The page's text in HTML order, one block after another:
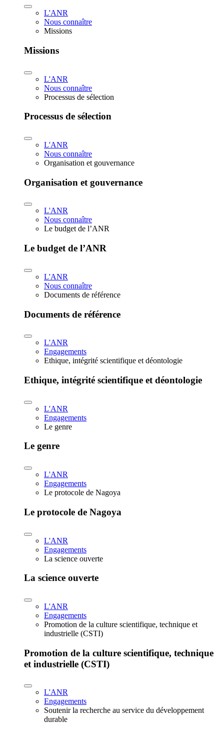
L'ANR
Nous connaître
Missions
Missions
L'ANR
Nous connaître
Processus de sélection
Processus de sélection
L'ANR
Nous connaître
Organisation et gouvernance
Organisation et gouvernance
L'ANR
Nous connaître
Le budget de l’ANR
Le budget de l’ANR
L'ANR
Nous connaître
Documents de référence
Documents de référence
L'ANR
Engagements
Ethique, intégrité scientifique et déontologie
Ethique, intégrité scientifique et déontologie
L'ANR
Engagements
Le genre
Le genre
L'ANR
Engagements
Le protocole de Nagoya
Le protocole de Nagoya
L'ANR
Engagements
La science ouverte
La science ouverte
L'ANR
Engagements
Promotion de la culture scientifique, technique et
industrielle (CSTI)
Promotion de la culture scientifique, technique
et industrielle (CSTI)
L'ANR
Engagements
Soutenir la recherche au service du développement
durable